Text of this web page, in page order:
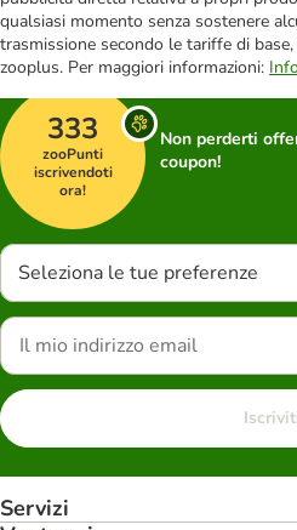
qualsiasi momento senza sostenere
trasmissione secondo le tariffe di
zooplus. Per maggiori informazioni:
333
zooPunti
iscrivendoti
ora!
Non perderti
coupon!
Seleziona le tue preferenze
Servizi